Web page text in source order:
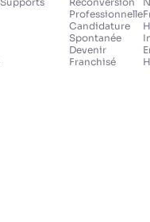
Professionnelle
Candidature
Spontanée
Devenir
Franchisé